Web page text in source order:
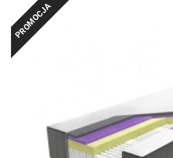
PROMOCJA